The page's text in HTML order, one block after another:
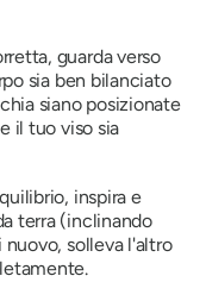
guarda verso
sia ben bilanciato
siano posizionate
il tuo viso sia
inspira e
terra (inclinando
solleva l'altro